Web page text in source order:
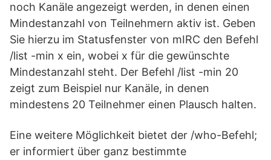
noch Kanäle angezeigt werden, in denen einen
Mindestanzahl von Teilnehmern aktiv ist. Geben
Sie hierzu im Statusfenster von mIRC den Befehl
/list -min x ein, wobei x für die gewünschte
Mindestanzahl steht. Der Befehl /list -min 20
zeigt zum Beispiel nur Kanäle, in denen
mindestens 20 Teilnehmer einen Plausch halten.
Eine weitere Möglichkeit bietet der /who-Befehl;
er informiert über ganz bestimmte